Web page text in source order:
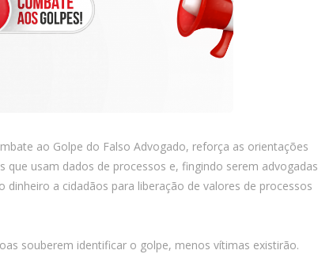
ao Golpe do Falso Advogado, reforça as orientações
usam dados de processos e, fingindo serem advogadas
a cidadãos para liberação de valores de processos
souberem identificar o golpe, menos vítimas existirão.